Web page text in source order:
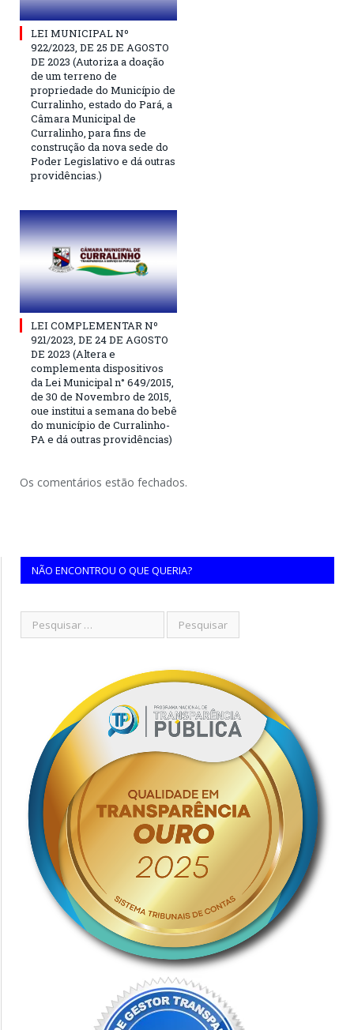
LEI MUNICIPAL Nº
922/2023, DE 25 DE AGOSTO
DE 2023 (Autoriza a doação
de um terreno de
propriedade do Município de
Curralinho, estado do Pará, a
Câmara Municipal de
Curralinho, para fins de
construção da nova sede do
Poder Legislativo e dá outras
providências.)
LEI COMPLEMENTAR Nº
921/2023, DE 24 DE AGOSTO
DE 2023 (Altera e
complementa dispositivos
da Lei Municipal n° 649/2015,
de 30 de Novembro de 2015,
oue institui a semana do bebê
do município de Curralinho-
PA e dá outras providências)
Os comentários estão fechados.
NÃO ENCONTROU O QUE QUERIA?